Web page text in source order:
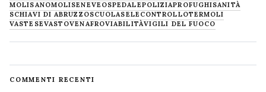
MOLISANOMOLISENEVE OSPEDALEPOLIZIAPROFUGHISANITÀ
SCHIAVI DI ABRUZZOSCUOLASELECONTROLLOTERMOLI
VASTESEVASTOVENAFROVIABILITÀVIGILI DEL FUOCO
COMMENTI RECENTI